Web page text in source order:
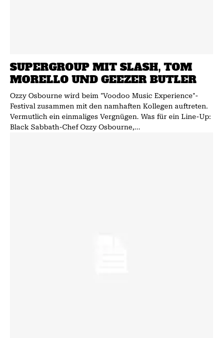
SUPERGROUP MIT SLASH, TOM
MORELLO UND GEEZER BUTLER
Ozzy Osbourne wird beim "Voodoo Music Experience"-
Festival zusammen mit den namhaften Kollegen auftreten.
Vermutlich ein einmaliges Vergnügen. Was für ein Line-Up:
Black Sabbath-Chef Ozzy Osbourne,...